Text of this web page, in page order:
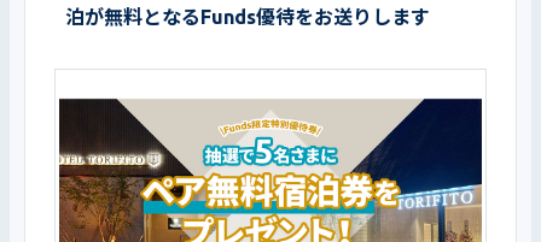
泊が無料となるFunds優待をお送りします